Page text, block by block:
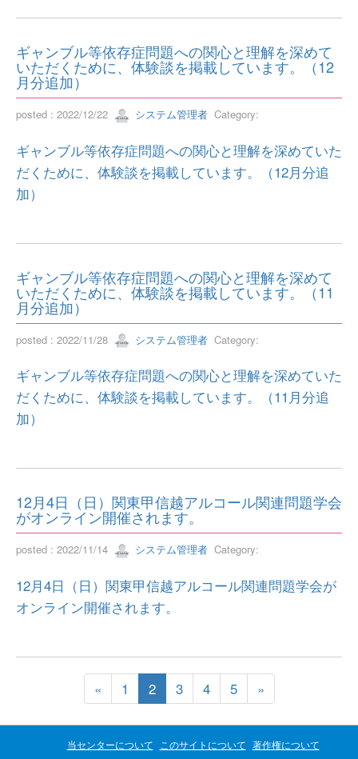
ギャンブル等依存症問題への関心と理解を深めて
いただくために、体験談を掲載しています。（12
月分追加）
posted : 2022/12/22 システム管理者 Category:
ギャンブル等依存症問題への関心と理解を深めていた
だくために、体験談を掲載しています。（12月分追
加）
ギャンブル等依存症問題への関心と理解を深めて
いただくために、体験談を掲載しています。（11
月分追加）
posted : 2022/11/28 システム管理者 Category:
ギャンブル等依存症問題への関心と理解を深めていた
だくために、体験談を掲載しています。（11月分追
加）
12月4日（日）関東甲信越アルコール関連問題学会
がオンライン開催されます。
posted : 2022/11/14 システム管理者 Category:
12月4日（日）関東甲信越アルコール関連問題学会が
オンライン開催されます。
« 1 2 3 4 5 »
当センターについて このサイトについて 著作権について